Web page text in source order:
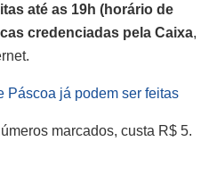
até as 19h (horário de
credenciadas pela Caixa,
Páscoa já podem ser feitas
marcados, custa R$ 5.